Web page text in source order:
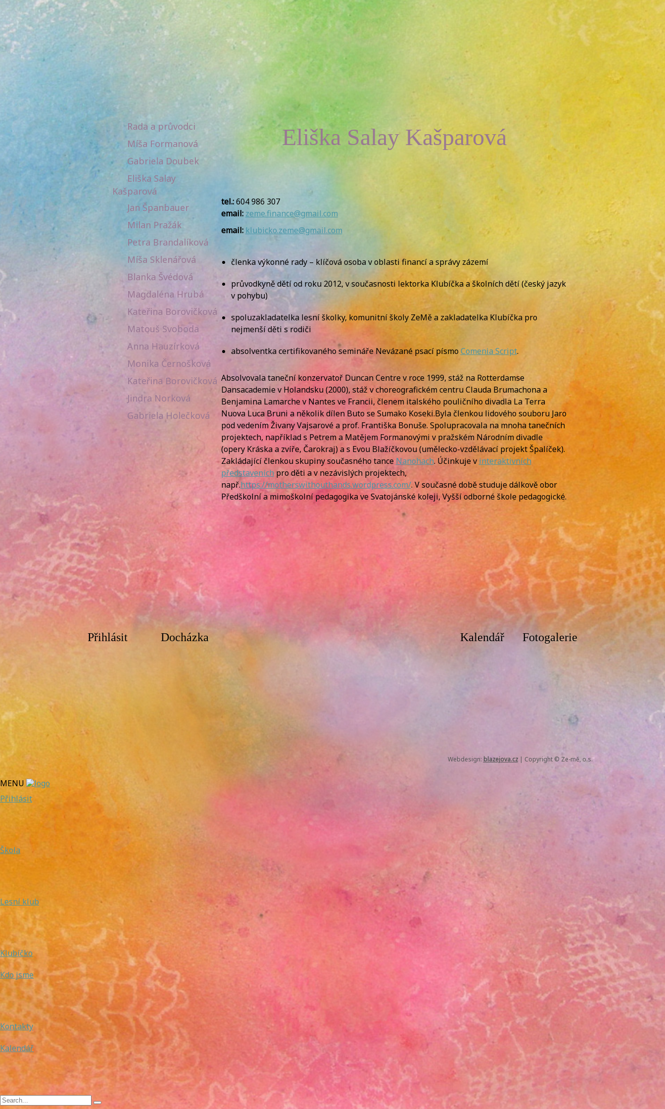
Rada a průvodci
Míša Formanová
Gabriela Doubek
Eliška Salay
Kašparová
Jan Španbauer
Milan Pražák
Petra Brandalíková
Míša Sklenářová
Blanka Švédová
Magdaléna Hrubá
Kateřina Borovičková
Matouš Svoboda
Anna Hauzírková
Monika Černošková
Kateřina Borovičková
Jindra Norková
Gabriela Holečková
Eliška Salay Kašparová
tel.:604 986 307
email: zeme.finance@gmail.com
email: klubicko.zeme@gmail.com
členka výkonné rady – klíčová osoba v oblasti financí a správy zázemí
průvodkyně dětí od roku 2012, v současnosti lektorka Klubíčka a školních dětí (český jazyk
v pohybu)
spoluzakladatelka lesní školky, komunitní školy ZeMě a zakladatelka Klubíčka pro
nejmenší děti s rodiči
absolventka certifikovaného semináře Nevázané psací písmo Comenia Script.
Absolvovala taneční konzervatoř Duncan Centre v roce 1999, stáž na Rotterdamse
Dansacademie v Holandsku (2000), stáž v choreografickém centru Clauda Brumachona a
Benjamina Lamarche v Nantes ve Francii, členem italského pouličního divadla La Terra
Nuova Luca Bruni a několik dílen Buto se Sumako Koseki.Byla členkou lidového souboru Jaro
pod vedením Živany Vajsarové a prof. Františka Bonuše. Spolupracovala na mnoha tanečních
projektech, například s Petrem a Matějem Formanovými v pražském Národním divadle
(opery Kráska a zvíře, Čarokraj) a s Evou Blažíčkovou (umělecko-vzdělávací projekt Špalíček).
Zakládající členkou skupiny současného tance Nanohach. Účinkuje v interaktivních
představeníchpro děti a v nezávislých projektech,
např.https://motherswithouthands.wordpress.com/. V současné době studuje dálkově obor
Předškolní a mimoškolní pedagogika ve Svatojánské koleji, Vyšší odborné škole pedagogické.
Kalendář Fotogalerie
Přihlásit Docházka
Webdesign: blazejova.cz| Copyright © Ze-mě, o.s.
MENU
Přihlásit
Škola
Lesní klub
Klubíčko
Kdo jsme
Kontakty
Kalendář